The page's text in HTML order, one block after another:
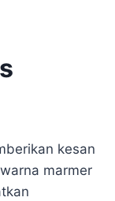
kesan
marmer